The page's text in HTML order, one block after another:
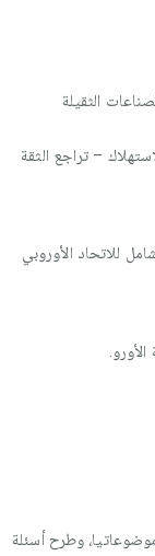
الثقيلة
– تراجع الثقة
للاتحاد الأوروبي
وطرح أسئلة